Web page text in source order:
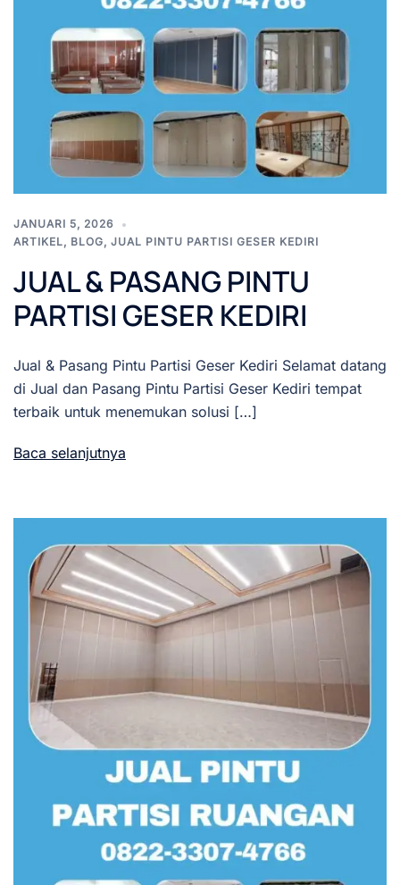
JANUARI 5, 2026
ARTIKEL, BLOG, JUAL PINTU PARTISI GESER KEDIRI
JUAL & PASANG PINTU
PARTISI GESER KEDIRI
Jual & Pasang Pintu Partisi Geser Kediri Selamat datang
di Jual dan Pasang Pintu Partisi Geser Kediri tempat
terbaik untuk menemukan solusi […]
Baca selanjutnya